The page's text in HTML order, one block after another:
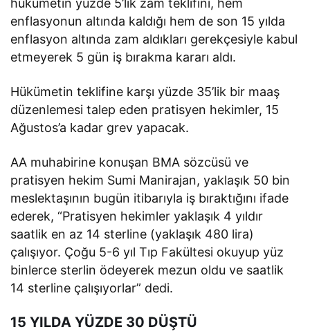
hükümetin yüzde 5’lik zam teklifini, hem
enflasyonun altında kaldığı hem de son 15 yılda
enflasyon altında zam aldıkları gerekçesiyle kabul
etmeyerek 5 gün iş bırakma kararı aldı.
Hükümetin teklifine karşı yüzde 35’lik bir maaş
düzenlemesi talep eden pratisyen hekimler, 15
Ağustos’a kadar grev yapacak.
AA muhabirine konuşan BMA sözcüsü ve
pratisyen hekim Sumi Manirajan, yaklaşık 50 bin
meslektaşının bugün itibarıyla iş bıraktığını ifade
ederek, “Pratisyen hekimler yaklaşık 4 yıldır
saatlik en az 14 sterline (yaklaşık 480 lira)
çalışıyor. Çoğu 5-6 yıl Tıp Fakültesi okuyup yüz
binlerce sterlin ödeyerek mezun oldu ve saatlik
14 sterline çalışıyorlar” dedi.
15 YILDA YÜZDE 30 DÜŞTÜ